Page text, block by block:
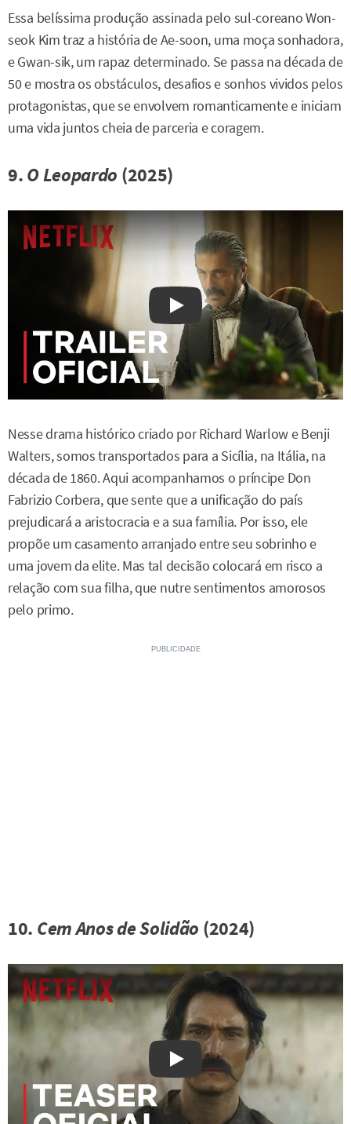
Essa belíssima produção assinada pelo sul-coreano Won-
seok Kim traz a história de Ae-soon, uma moça sonhadora,
e Gwan-sik, um rapaz determinado. Se passa na década de
50 e mostra os obstáculos, desafios e sonhos vividos pelos
protagonistas, que se envolvem romanticamente e iniciam
uma vida juntos cheia de parceria e coragem.
9.O Leopardo (2025)
Watch on YouTube
Nesse drama histórico criado por Richard Warlow e Benji
Walters, somos transportados para a Sicília, na Itália, na
década de 1860. Aqui acompanhamos o príncipe Don
Fabrizio Corbera, que sente que a unificação do país
prejudicará a aristocracia e a sua família. Por isso, ele
propõe um casamento arranjado entre seu sobrinho e
uma jovem da elite. Mas tal decisão colocará em risco a
relação com sua filha, que nutre sentimentos amorosos
pelo primo.
10. Cem Anos de Solidão (2024)
Watch on YouTube